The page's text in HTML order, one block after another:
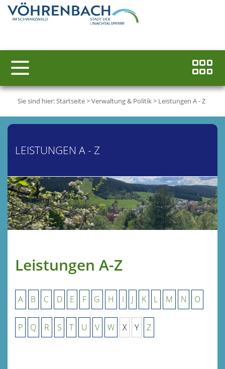
Sie sind hier:Startseite>Verwaltung & Politik> Leistungen A - Z
LEISTUNGEN A - Z
Leistungen A-Z
A B C D E F G H I J K L M N O
P Q R S T U V W X Y Z